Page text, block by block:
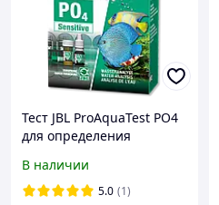
Тест JBL ProAquaTest PO4
для определения
в воде на 50 измерений
В наличии
5.0 (1)